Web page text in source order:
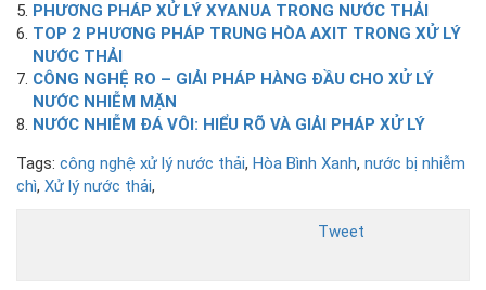
PHƯƠNG PHÁP XỬ LÝ XYANUA TRONG NƯỚC THẢI
TOP 2 PHƯƠNG PHÁP TRUNG HÒA AXIT TRONG XỬ LÝ
NƯỚC THẢI
CÔNG NGHỆ RO – GIẢI PHÁP HÀNG ĐẦU CHO XỬ LÝ
NƯỚC NHIỄM MẶN
NƯỚC NHIỄM ĐÁ VÔI: HIỂU RÕ VÀ GIẢI PHÁP XỬ LÝ
Tags: công nghệ xử lý nước thải, Hòa Bình Xanh, nước bị nhiễm
chì, Xử lý nước thải,
Tweet